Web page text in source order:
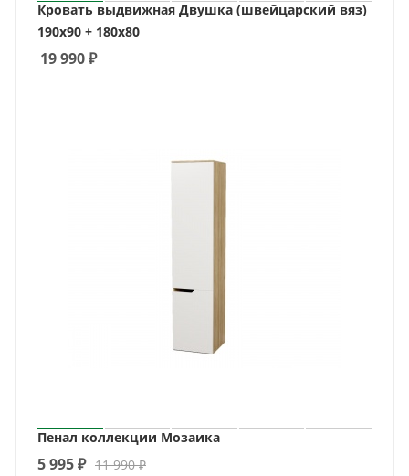
Кровать выдвижная Двушка (швейцарский вяз)
190х90 + 180х80
19 990₽
Пенал коллекции Мозаика
5 995₽ 11 990₽